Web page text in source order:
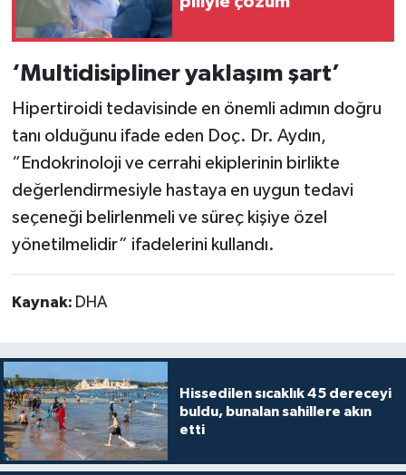
‘Multidisipliner yaklaşım şart’
Hipertiroidi tedavisinde en önemli adımın doğru
tanı olduğunu ifade eden Doç. Dr. Aydın,
“Endokrinoloji ve cerrahi ekiplerinin birlikte
değerlendirmesiyle hastaya en uygun tedavi
seçeneği belirlenmeli ve süreç kişiye özel
yönetilmelidir” ifadelerini kullandı.
Kaynak: DHA
Hissedilen sıcaklık 45 dereceyi
buldu, bunalan sahillere akın
etti